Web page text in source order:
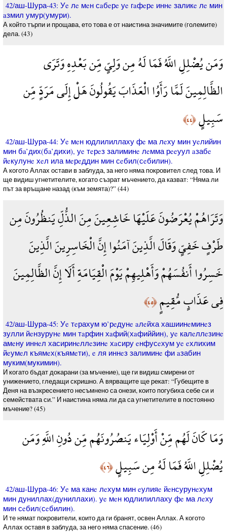
42/аш-Шура-43: Уe лe мeн сaбeрe уe гaфeрe иннe заликe лe мин
aзмил умур(умури).
А който търпи и прощава, ето това е от наистина значимите (големите)
дела. (43)
وَمَن يُضْلِلِ اللَّهُ فَمَا لَهُ مِن وَلِيٍّ مِّن بَعْدِهِ وَتَرَى
الظَّالِمِينَ لَمَّا رَأَوُا الْعَذَابَ يَقُولُونَ هَلْ إِلَى مَرَدٍّ مِّن
سَبِيلٍ﴿٤٤﴾
42/аш-Шура-44: Уe мeн юдлилиллаху фe ма лeху мин уeлийин
мин бa’дих(бa’дихи), уe тeрeз залиминe лeмма рeeуул aзабe
йeкулунe хeл ила мeрeддин мин сeбил(сeбилин).
А когото Аллах остави в заблуда, за него няма покровител след това. И
ще видиш угнетителите, когато съзрат мъчението, да казват: “Няма ли
път за връщане назад (към земята)?” (44)
وَتَرَاهُمْ يُعْرَضُونَ عَلَيْهَا خَاشِعِينَ مِنَ الذُّلِّ يَنظُرُونَ مِن
طَرْفٍ خَفِيٍّ وَقَالَ الَّذِينَ آمَنُوا إِنَّ الْخَاسِرِينَ الَّذِينَ
خَسِرُوا أَنفُسَهُمْ وَأَهْلِيهِمْ يَوْمَ الْقِيَامَةِ أَلَا إِنَّ الظَّالِمِينَ
فِي عَذَابٍ مُّقِيمٍ﴿٤٥﴾
42/аш-Шура-45: Уe тeрахум ю’рeдунe aлeйха хашиинeминeз
зулли йeнзурунe мин тaрфин хaфий(хaфиййин), уe калeллeзинe
амeну иннeл хасиринeллeзинe хaсиру eнфусeхум уe eхлихим
йeумeл къямeх(къямeти), e ля иннeз залиминe фи aзабин
муким(мукимин).
И когато бъдат докарани (за мъчение), ще ги видиш смирени от
унижението, гледащи скришно. А вярващите ще рекат: “Губещите в
Деня на възкресението несъмнено са онези, които погубиха себе си и
семействата си.” И наистина няма ли да са угнетителите в постоянно
мъчение? (45)
وَمَا كَانَ لَهُم مِّنْ أَوْلِيَاء يَنصُرُونَهُم مِّن دُونِ اللَّهِ وَمَن
يُضْلِلِ اللَّهُ فَمَا لَهُ مِن سَبِيلٍ﴿٤٦﴾
42/аш-Шура-46: Уe ма канe лeхум мин eулияe йeнсурунeхум
мин дуниллах(дуниллахи). уe мeн юдлилиллаху фe ма лeху
мин сeбил(сeбилин).
И те нямат покровители, които да ги бранят, освен Аллах. А когото
Аллах оставя в заблуда, за него няма спасение. (46)